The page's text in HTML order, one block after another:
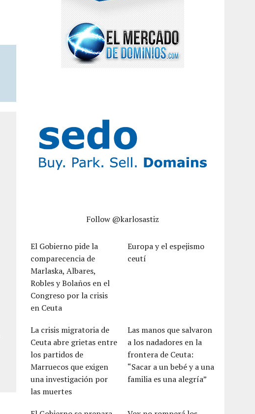
Follow @karlosastiz
El Gobierno pide la
comparecencia de
Marlaska, Albares,
Robles y Bolaños en el
Congreso por la crisis
en Ceuta
Europa y el espejismo
ceutí
La crisis migratoria de
Ceuta abre grietas entre
los partidos de
Marruecos que exigen
una investigación por
las muertes
Las manos que salvaron
a los nadadores en la
frontera de Ceuta:
“Sacar a un bebé y a una
familia es una alegría”